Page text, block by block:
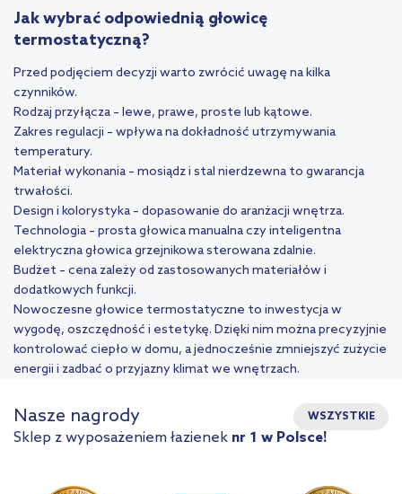
Jak wybrać odpowiednią głowicę
termostatyczną?
Przed podjęciem decyzji warto zwrócić uwagę na kilka
czynników.
Rodzaj przyłącza – lewe, prawe, proste lub kątowe.
Zakres regulacji – wpływa na dokładność utrzymywania
temperatury.
Materiał wykonania – mosiądz i stal nierdzewna to gwarancja
trwałości.
Design i kolorystyka – dopasowanie do aranżacji wnętrza.
Technologia – prosta głowica manualna czy inteligentna
elektryczna głowica grzejnikowa sterowana zdalnie.
Budżet – cena zależy od zastosowanych materiałów i
dodatkowych funkcji.
Nowoczesne głowice termostatyczne to inwestycja w
wygodę, oszczędność i estetykę. Dzięki nim można precyzyjnie
kontrolować ciepło w domu, a jednocześnie zmniejszyć zużycie
energii i zadbać o przyjazny klimat we wnętrzach.
Nasze nagrody WSZYSTKIE
Sklep z wyposażeniem łazienek nr 1 w Polsce!